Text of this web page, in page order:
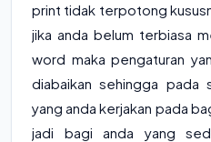
print tidak terpotong
jika anda belum terbiasa
word maka pengaturan
diabaikan sehingga pada
yang anda kerjakan pada
jadi bagi anda yang